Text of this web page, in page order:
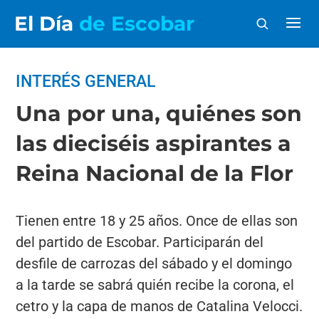
El Día de Escobar
INTERÉS GENERAL
Una por una, quiénes son
las dieciséis aspirantes a
Reina Nacional de la Flor
Tienen entre 18 y 25 años. Once de ellas son
del partido de Escobar. Participarán del
desfile de carrozas del sábado y el domingo
a la tarde se sabrá quién recibe la corona, el
cetro y la capa de manos de Catalina Velocci.